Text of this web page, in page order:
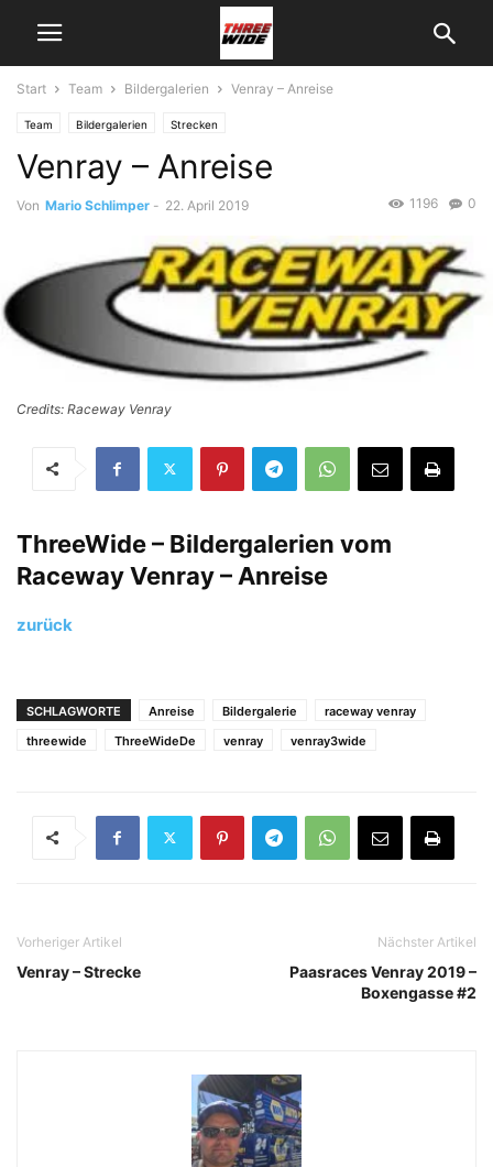
Start Team Bildergalerien Venray – Anreise
Team Bildergalerien Strecken
Venray – Anreise
Von Mario Schlimper - 22. April 2019 0
1196
Credits: Raceway Venray
ThreeWide – Bildergalerien vom
Raceway Venray – Anreise
zurück
SCHLAGWORTE Anreise Bildergalerie
raceway venray
threewide
ThreeWideDe venray venray3wide
Vorheriger Artikel
Venray – Strecke
Nächster Artikel
Paasraces Venray 2019 –
Boxengasse #2